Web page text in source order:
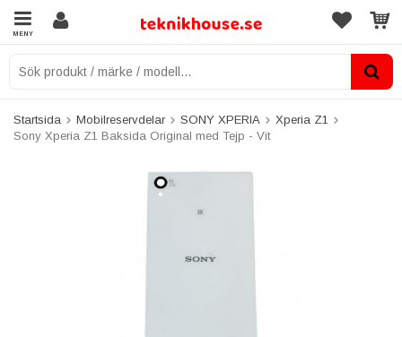
MENY
Startsida Mobilreservdelar SONY XPERIA
Xperia Z1
Sony Xperia Z1 Baksida Original med Tejp - Vit